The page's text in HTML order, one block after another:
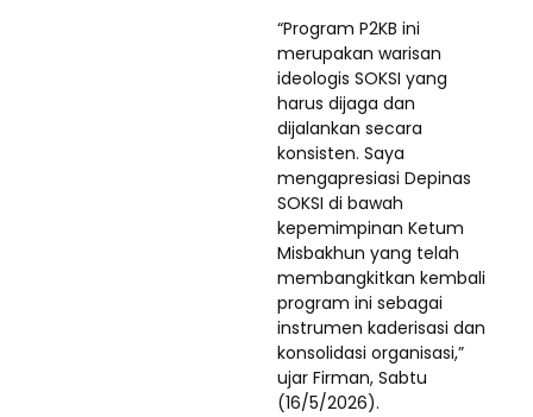
“Program P2KB ini
merupakan warisan
ideologis SOKSI yang
harus dijaga dan
dijalankan secara
konsisten. Saya
mengapresiasi Depinas
SOKSI di bawah
kepemimpinan Ketum
Misbakhun yang telah
membangkitkan kembali
program ini sebagai
instrumen kaderisasi dan
konsolidasi organisasi,”
ujar Firman, Sabtu
(16/5/2026).